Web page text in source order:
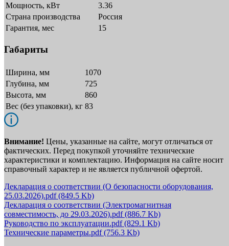
Мощность, кВт
3.36
Страна производства
Россия
Гарантия, мес
15
Габариты
Ширина, мм
1070
Глубина, мм
725
Высота, мм
860
Вес (без упаковки), кг 83
Внимание! Цены, указанные на сайте, могут отличаться от
фактических. Перед покупкой уточняйте технические
характеристики и комплектацию. Информация на сайте носит
справочный характер и не является публичной офертой.
Декларация о соответствии (О безопасности оборудования,
25.03.2026).pdf(849.5 Kb)
Декларация о соответствии (Электромагнитная
совместимость, до 29.03.2026).pdf(886.7 Kb)
Руководство по эксплуатации.pdf(829.1 Kb)
Технические параметры.pdf(756.3 Kb)